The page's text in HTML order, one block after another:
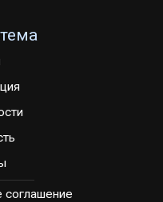
соглашение